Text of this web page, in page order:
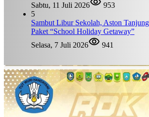
Sabtu, 11 Juli 2026
953
5
Sambut Libur Sekolah, Aston
Paket “School Holiday Getaway”
Selasa, 7 Juli 2026
941